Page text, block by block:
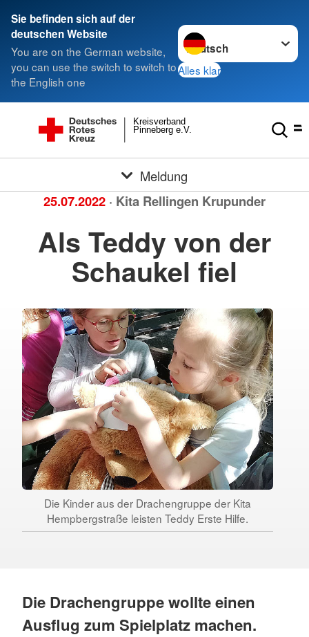
Sie befinden sich auf der
deutschen Website
You are on the German website,
you can use the switch to switch to
the English one
Sprache wechseln zu
Alles klar
Pinneberg e.V.
Kreisverband
Meldung
25.07.2022 · Kita Rellingen Krupunder
Als Teddy von der
Schaukel fiel
Die Kinder aus der Drachengruppe der Kita
Hempbergstraße leisten Teddy Erste Hilfe.
Die Drachengruppe wollte einen
Ausflug zum Spielplatz machen.